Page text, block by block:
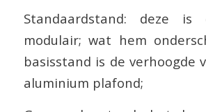
Standaardstand: deze is
modulair; wat hem
basisstand is de verhoogde
aluminium plafond;